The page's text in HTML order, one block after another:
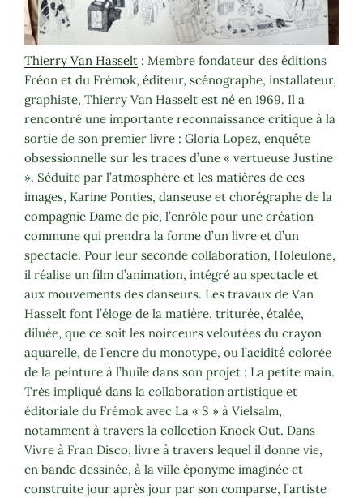
Thierry Van Hasselt : Membre fondateur des éditions
Fréon et du Frémok, éditeur, scénographe, installateur,
graphiste, Thierry Van Hasselt est né en 1969. Il a
rencontré une importante reconnaissance critique à la
sortie de son premier livre : Gloria Lopez, enquête
obsessionnelle sur les traces d’une « vertueuse Justine
». Séduite par l’atmosphère et les matières de ces
images, Karine Ponties, danseuse et chorégraphe de la
compagnie Dame de pic, l’enrôle pour une création
commune qui prendra la forme d’un livre et d’un
spectacle. Pour leur seconde collaboration, Holeulone,
il réalise un film d’animation, intégré au spectacle et
aux mouvements des danseurs. Les travaux de Van
Hasselt font l’éloge de la matière, triturée, étalée,
diluée, que ce soit les noirceurs veloutées du crayon
aquarelle, de l’encre du monotype, ou l’acidité colorée
de la peinture à l’huile dans son projet : La petite main.
Très impliqué dans la collaboration artistique et
éditoriale du Frémok avec La « S » à Vielsalm,
notamment à travers la collection Knock Out. Dans
Vivre à Fran Disco, livre à travers lequel il donne vie,
en bande dessinée, à la ville éponyme imaginée et
construite jour après jour par son comparse, l’artiste